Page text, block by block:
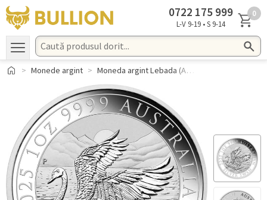
0722 ​175 ​999
L-V 9-19 • S 9-14
0
Monede argint Moneda argint Lebada (Australian Swan) 2025 1 oz Australia